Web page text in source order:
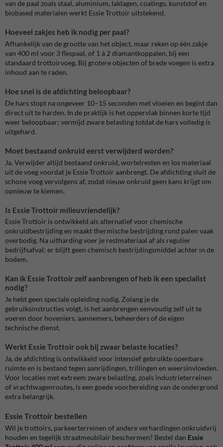
van de paal zoals staal, aluminium, laklagen, coatings, kunststof en
biobased materialen werkt Essie Trottoir uitstekend.
Hoeveel zakjes heb ik nodig per paal?
Afhankelijk van de grootte van het object, maar reken op één zakje
van 400 ml voor 3 flespaal, of 1 á 2 diamantkoppalen, bij een
standaard trottoirvoeg. Bij grotere objecten of brede voegen is extra
inhoud aan te raden.
Hoe snel is de afdichting beloopbaar?
De hars stopt na ongeveer 10–15 seconden met vloeien en begint dan
direct uit te harden. In de praktijk is het oppervlak binnen korte tijd
weer beloopbaar; vermijd zware belasting totdat de hars volledig is
uitgehard.
Moet bestaand onkruid eerst verwijderd worden?
Ja. Verwijder altijd bestaand onkruid, wortelresten en los materiaal
uit de voeg voordat je Essie Trottoir aanbrengt. De afdichting sluit de
schone voeg vervolgens af, zodat nieuw onkruid geen kans krijgt om
opnieuw te kiemen.
Is Essie Trottoir milieuvriendelijk?
Essie Trottoir is ontwikkeld als alternatief voor chemische
onkruidbestrijding en maakt thermische bestrijding rond palen vaak
overbodig. Na uitharding voer je restmateriaal af als regulier
bedrijfsafval; er blijft geen chemisch bestrijdingsmiddel achter in de
bodem.
Kan ik Essie Trottoir zelf aanbrengen of heb ik een specialist
nodig?
Je hebt geen speciale opleiding nodig. Zolang je de
gebruiksinstructies volgt, is het aanbrengen eenvoudig zelf uit te
voeren door hoveniers, aannemers, beheerders of de eigen
technische dienst.
Werkt Essie Trottoir ook bij zwaar belaste locaties?
Ja, de afdichting is ontwikkeld voor intensief gebruikte openbare
ruimte en is bestand tegen aanrijdingen, trillingen en weersinvloeden.
Voor locaties met extreem zware belasting, zoals industrieterreinen
of vrachtwagenroutes, is een goede voorbereiding van de ondergrond
extra belangrijk.
Essie Trottoir bestellen
Wil je trottoirs, parkeerterreinen of andere verhardingen onkruidvrij
houden en tegelijk straatmeubilair beschermen? Bestel dan Essie